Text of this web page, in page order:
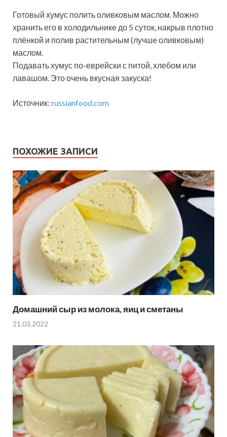
Готовый хумус полить оливковым маслом. Можно
хранить его в холодильнике до 5 суток, накрыв плотно
плёнкой и полив растительным (лучше оливковым)
маслом.
Подавать хумус по-еврейски с питой, хлебом или
лавашом. Это очень вкусная закуска!
Источник: russianfood.com
ПОХОЖИЕ ЗАПИСИ
Домашний сыр из молока, яиц и сметаны
21.03.2022